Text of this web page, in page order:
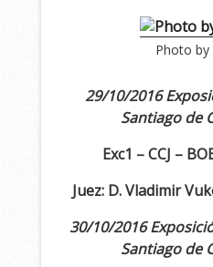
Photo by
29/10/2016
Santiago de
Exc1 – CCJ –
Juez: D. Vladimir
30/10/2016
Santiago de